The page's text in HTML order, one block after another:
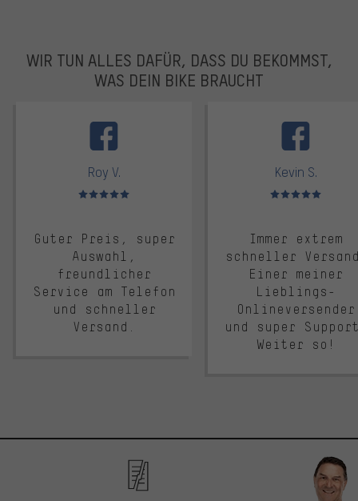
WIR TUN ALLES DAFÜR, DASS DU BEKOMMST,
WAS DEIN BIKE BRAUCHT
Roy V.
Bewertungen: 5 von 5
Guter Preis, super
Auswahl,
freundlicher
Service am Telefon
und schneller
Versand.
Kevin S.
Bewertungen: 5 von 5
Immer extrem
schneller
Einer meiner
Lieblings-
Onlineversender
und super
Weiter so!